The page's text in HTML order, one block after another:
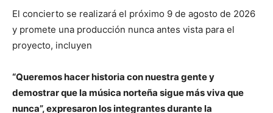
El concierto se realizará el próximo 9 de agosto de 2026
y promete una producción nunca antes vista para el
proyecto, incluyen
“Queremos hacer historia con nuestra gente y
demostrar que la música norteña sigue más viva que
nunca”, expresaron los integrantes durante la